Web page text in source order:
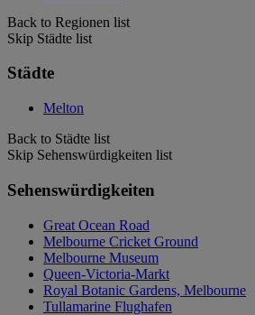
Back to Regionen list
Skip Städte list
Städte
Melton
Back to Städte list
Skip Sehenswürdigkeiten list
Sehenswürdigkeiten
Great Ocean Road
Melbourne Cricket Ground
Melbourne Museum
Queen-Victoria-Markt
Royal Botanic Gardens, Melbourne
Tullamarine Flughafen